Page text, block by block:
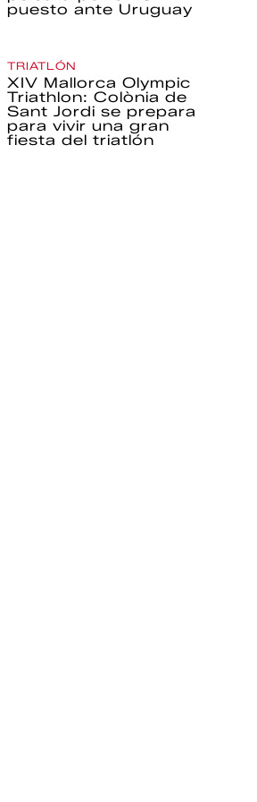
puesto ante Uruguay
TRIATLÓN
XIV Mallorca Olympic
Triathlon: Colònia de
Sant Jordi se prepara
para vivir una gran
fiesta del triatlón